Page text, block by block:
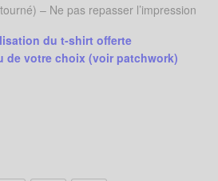
– Ne pas repasser l’impression
du t-shirt offerte
de votre choix (voir patchwork)